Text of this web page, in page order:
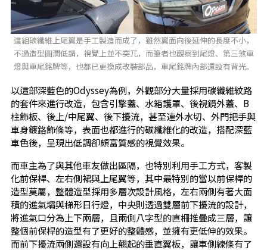
這組碳纖維上尾翼是手工製造而成了，雖然翼面向後延伸的長度不小，
不過造型圓潤低調，視覺上並不突兀，而筆者也觀察到尾燈、第三煞車
燈與車尾銘牌等，也都已更換成改裝部品，車尾銘牌內部還設有背光。
以這部深藍色的Odyssey為例，外觀部分大量採用碳纖維紋路
的套件來進行改造，包含引擎蓋、水箱護罩、後視鏡外蓋、B
柱飾板、後上/中尾翼、後下擾流，甚至連外水切、外門把手與
車身鍍鉻飾條等，表面也都進行的碳纖維化的改造，搭配深藍
車色後，呈現出低調卻頗富質感的視覺效果。
而車主為了與其他車友做出區隔，也特別利用手工方式，客製
化前保桿、左右側裙與上尾翼等，其中最特別的當以前保桿的
造型莫屬，整體造型採用多層次設計風格，左右兩側有著大面
積的進氣壩與梯形日行燈，中央則透過雙層前下擾流的設計，
將進氣口分為上下兩層，且兩側八字型的直柵推疊成三層，讓
整個前保桿的造型有了更好的整體感，並擁有更低伸的效果。
而前下擾流兩側還設有向上翹起的垂直翼板，讓車側線條有了